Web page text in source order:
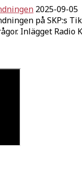
2025-09-05
på SKP:s
Inlägget Radio